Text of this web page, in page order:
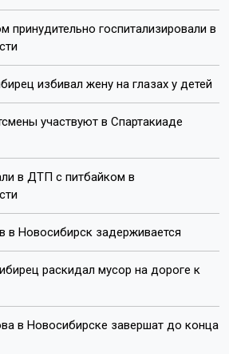
принудительно госпитализировали в
избивал жену на глазах у детей
участвуют в Спартакиаде
в ДТП с питбайком в
в Новосибирск задерживается
раскидал мусор на дороге к
в Новосибирске завершат до конца